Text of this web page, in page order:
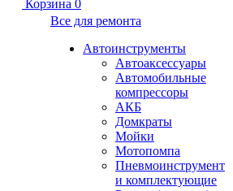
Корзина 0
Все для ремонта
Автоинструменты
Автоаксессуары
Автомобильные
компрессоры
АКБ
Домкраты
Мойки
Мотопомпа
Пневмоинструмент
и комплектующие